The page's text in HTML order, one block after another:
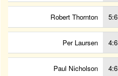
Robert Thornton 5:6
Per Laursen 4:6
Paul Nicholson 4:6